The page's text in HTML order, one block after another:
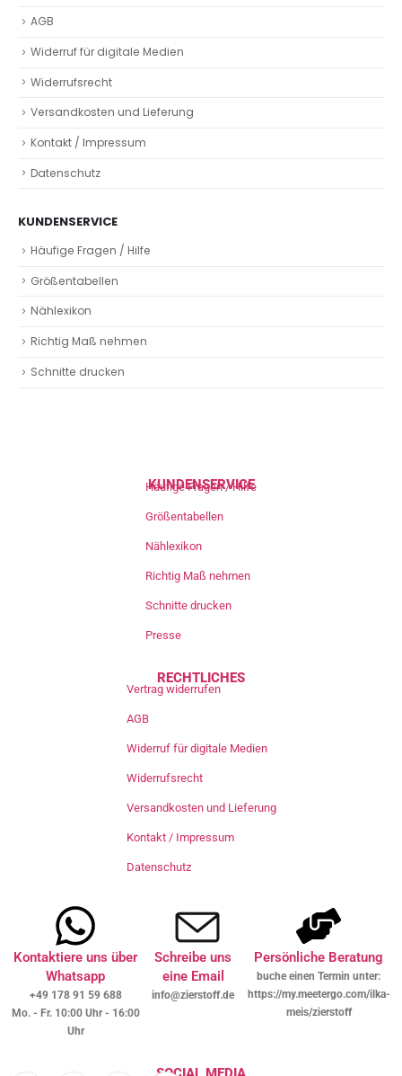
AGB
Widerruf für digitale Medien
Widerrufsrecht
Versandkosten und Lieferung
Kontakt / Impressum
Datenschutz
KUNDENSERVICE
Häufige Fragen / Hilfe
Größentabellen
Nählexikon
Richtig Maß nehmen
Schnitte drucken
KUNDENSERVICE
Häufige Fragen / Hilfe
Größentabellen
Nählexikon
Richtig Maß nehmen
Schnitte drucken
Presse
RECHTLICHES
Vertrag widerrufen
AGB
Widerruf für digitale Medien
Widerrufsrecht
Versandkosten und Lieferung
Kontakt / Impressum
Datenschutz
Kontaktiere uns über
Whatsapp
+49 178 91 59 688
Mo. - Fr. 10:00 Uhr - 16:00
Uhr
Schreibe uns
eine Email
info@zierstoff.de
Persönliche Beratung
buche einen Termin unter:
https://my.meetergo.com/ilka-
meis/zierstoff